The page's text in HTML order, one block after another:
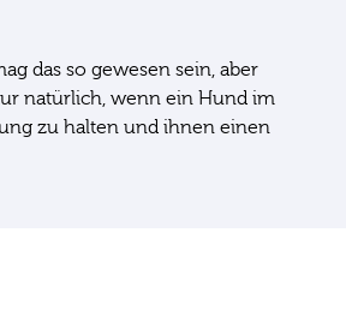
das so gewesen sein, aber
natürlich, wenn ein Hund im
zu halten und ihnen einen